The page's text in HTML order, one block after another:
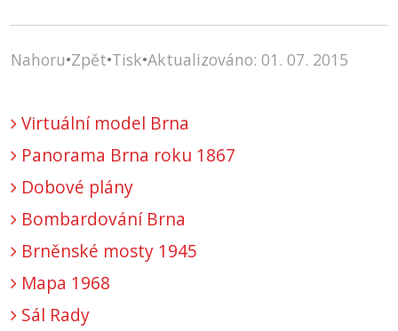
Nahoru•Zpět•Tisk•Aktualizováno: 01. 07. 2015
Virtuální model Brna
Panorama Brna roku 1867
Dobové plány
Bombardování Brna
Brněnské mosty 1945
Mapa 1968
Sál Rady